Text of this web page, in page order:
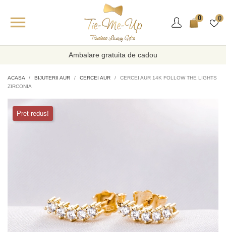
 0 0
Ambalare gratuita de cadou
ACASA BIJUTERII AUR CERCEI AUR
CERCEI AUR 14K FOLLOW THE LIGHTS
ZIRCONIA
Pret redus!